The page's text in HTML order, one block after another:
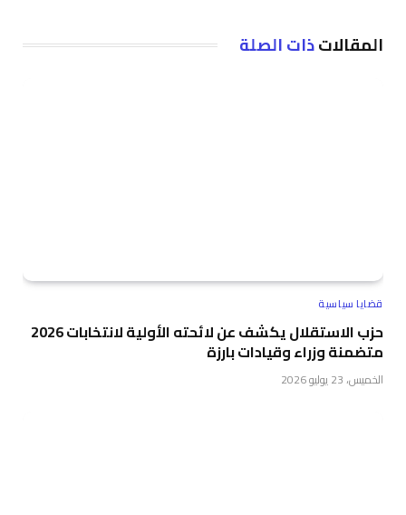
المقالاتذات الصلة
قضايا سياسية
حزب الاستقلال يكشف عن لائحته الأولية لانتخابات 2026
متضمنة وزراء وقيادات بارزة
الخميس، 23 يوليو 2026